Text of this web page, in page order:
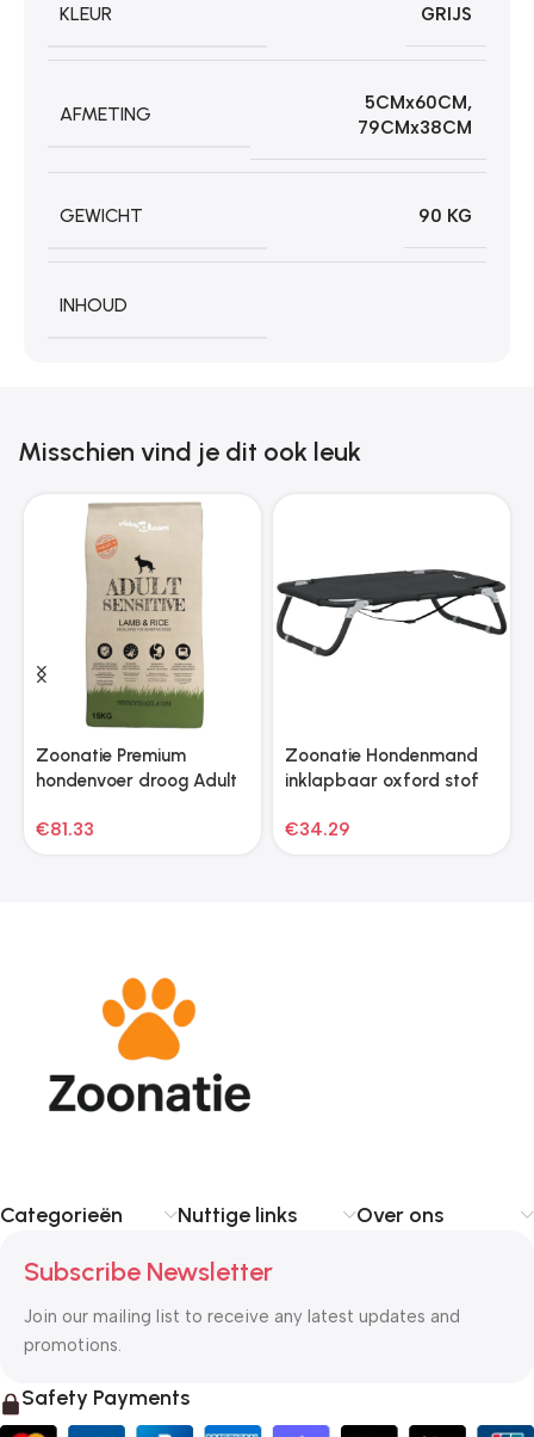
KLEUR GRIJS
AFMETING
5CMx60CM,
79CMx38CM
GEWICHT 90 KG
INHOUD
Misschien vind je dit ook leuk
Zoonatie Premium
hondenvoer droog Adult
30kg 2 st
€81.33
Zoonatie Hondenmand
inklapbaar oxford stof
€34.29
Categorieën Nuttige links Over ons
Subscribe Newsletter
Join our mailing list to receive any latest updates and
promotions.
Safety Payments